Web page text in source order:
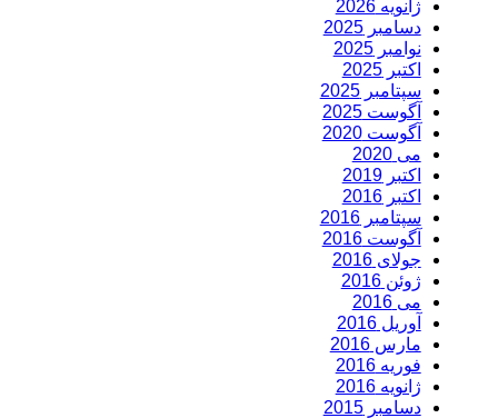
ژانویه 2026
دسامبر 2025
نوامبر 2025
اکتبر 2025
سپتامبر 2025
آگوست 2025
آگوست 2020
می 2020
اکتبر 2019
اکتبر 2016
سپتامبر 2016
آگوست 2016
جولای 2016
ژوئن 2016
می 2016
آوریل 2016
مارس 2016
فوریه 2016
ژانویه 2016
دسامبر 2015